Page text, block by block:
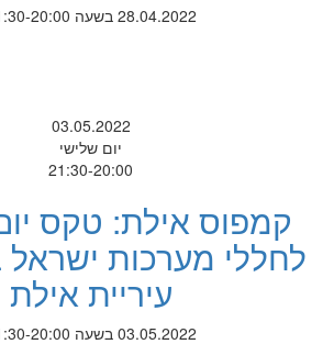
28.04.2022 בשעה 21:30-20:00
03.05.2022
יום שלישי
21:30-20:00
קמפוס אילת: טקס יום
לחללי מערכות
עיריית אילת
03.05.2022 בשעה 21:30-20:00